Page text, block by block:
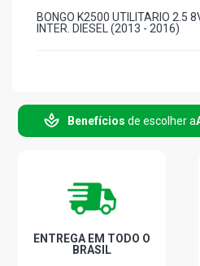
BONGO K2500 UTILITARIO 2.5
INTER. DIESEL (2013 - 2016)
Benefícios de escolher a
ENTREGA EM TODO O
BRASIL